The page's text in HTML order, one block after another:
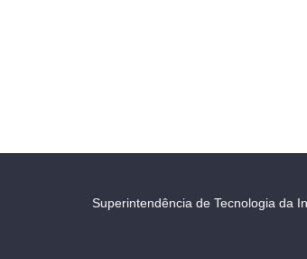
Superintendência de Tecnologia da